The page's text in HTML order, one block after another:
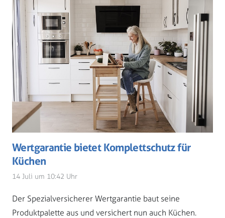
Wertgarantie bietet Komplettschutz für
Küchen
14 Juli um 10:42 Uhr
Der Spezialversicherer Wertgarantie baut seine
Produktpalette aus und versichert nun auch Küchen.